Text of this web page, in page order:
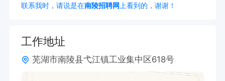
联系我时，请说是在南陵招聘网 上看到的，谢谢！
工作地址
芜湖市南陵县弋江镇工业集中区618号